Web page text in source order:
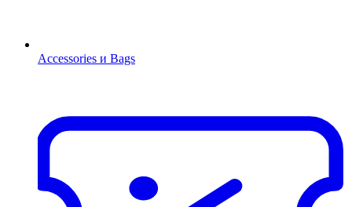
Accessories и Bags